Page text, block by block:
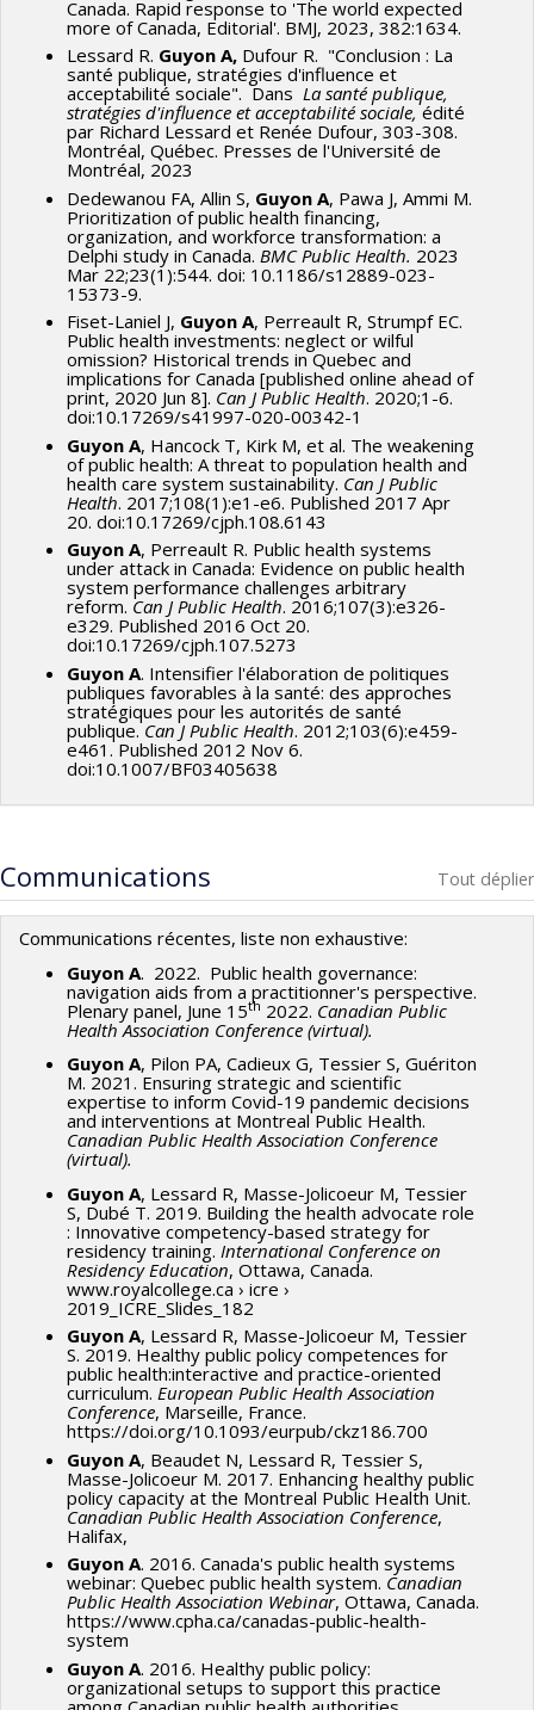
Canada. Rapid response to 'The world expected
more of Canada, Editorial'. BMJ, 2023, 382:1634.
Lessard R. Guyon A, Dufour R. "Conclusion : La
santé publique, stratégies d'influence et
acceptabilité sociale". Dans La santé publique,
stratégies d'influence et acceptabilité sociale,édité
par Richard Lessard et Renée Dufour, 303-308.
Montréal, Québec. Presses de l'Université de
Montréal, 2023
Dedewanou FA, Allin S, Guyon A, Pawa J, Ammi M.
Prioritization of public health financing,
organization, and workforce transformation: a
Delphi study in Canada. BMC Public Health. 2023
Mar 22;23(1):544. doi: 10.1186/s12889-023-
15373-9.
Fiset-Laniel J, Guyon A, Perreault R, Strumpf EC.
Public health investments: neglect or wilful
omission? Historical trends in Quebec and
implications for Canada [published online ahead of
print, 2020 Jun 8]. Can J Public Health. 2020;1-6.
doi:10.17269/s41997-020-00342-1
Guyon A, Hancock T, Kirk M, et al. The weakening
of public health: A threat to population health and
health care system sustainability. Can J Public
Health. 2017;108(1):e1-e6. Published 2017 Apr
20. doi:10.17269/cjph.108.6143
Guyon A, Perreault R. Public health systems
under attack in Canada: Evidence on public health
system performance challenges arbitrary
reform. Can J Public Health. 2016;107(3):e326-
e329. Published 2016 Oct 20.
doi:10.17269/cjph.107.5273
Guyon A. Intensifier l'élaboration de politiques
publiques favorables à la santé: des approches
stratégiques pour les autorités de santé
publique.Can J Public Health. 2012;103(6):e459-
e461. Published 2012 Nov 6.
doi:10.1007/BF03405638
Communications Tout déplier
Communications récentes, liste non exhaustive:
Guyon A. 2022. Public health governance:
navigation aids from a practitionner's perspective.
Plenary panel, June 15th 2022. Canadian Public
Health Association Conference (virtual).
Guyon A, Pilon PA, Cadieux G, Tessier S, Guériton
M. 2021. Ensuring strategic and scientific
expertise to inform Covid-19 pandemic decisions
and interventions at Montreal Public Health.
Canadian Public Health Association Conference
(virtual).
Guyon A, Lessard R, Masse-Jolicoeur M, Tessier
S, Dubé T. 2019. Building the health advocate role
: Innovative competency-based strategy for
residency training. International Conference on
Residency Education, Ottawa, Canada.
www.royalcollege.ca › icre ›
2019_ICRE_Slides_182
Guyon A, Lessard R, Masse-Jolicoeur M, Tessier
S. 2019. Healthy public policy competences for
public health:interactive and practice-oriented
curriculum. European Public Health Association
Conference, Marseille, France.
https://doi.org/10.1093/eurpub/ckz186.700
Guyon A, Beaudet N, Lessard R, Tessier S,
Masse-Jolicoeur M. 2017. Enhancing healthy public
policy capacity at the Montreal Public Health Unit.
Canadian Public Health Association Conference,
Halifax,
Guyon A. 2016. Canada's public health systems
webinar: Quebec public health system. Canadian
Public Health Association Webinar, Ottawa, Canada.
https://www.cpha.ca/canadas-public-health-
system
Guyon A. 2016. Healthy public policy:
organizational setups to support this practice